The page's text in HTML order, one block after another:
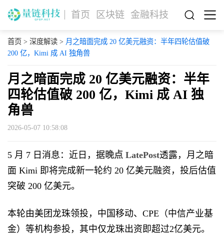
首页 区块链 金融科技
首页 > 深度解读> 月之暗面完成 20 亿美元融资：半年四轮估值破
200 亿，Kimi 成 AI 独角兽
月之暗面完成 20 亿美元融资：半年
四轮估值破 200 亿，Kimi 成 AI 独
角兽
2026-05-07 10:58:08
5 月 7 日消息：近日，据晚点 LatePost透露，月之暗
面 Kimi 即将完成新一轮约 20 亿美元融资，投后估值
突破 200 亿美元。
本轮由美团龙珠领投，中国移动、CPE（中信产业基
金）等机构参投，其中仅龙珠出资即超过2亿美元。